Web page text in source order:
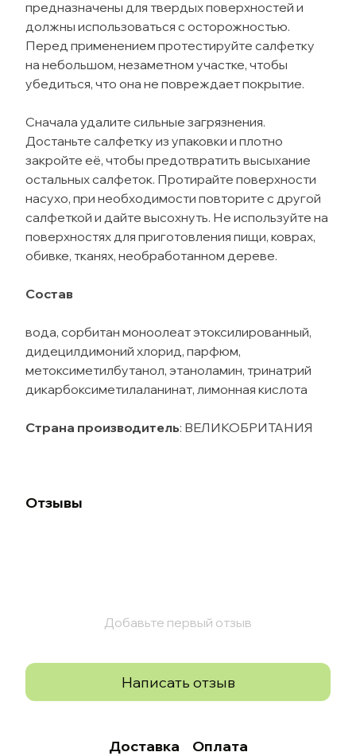
предназначены для твердых поверхностей и
должны использоваться с осторожностью.
Перед применением протестируйте салфетку
на небольшом, незаметном участке, чтобы
убедиться, что она не повреждает покрытие.
Сначала удалите сильные загрязнения.
Достаньте салфетку из упаковки и плотно
закройте её, чтобы предотвратить высыхание
остальных салфеток. Протирайте поверхности
насухо, при необходимости повторите с другой
салфеткой и дайте высохнуть. Не используйте на
поверхностях для приготовления пищи, коврах,
обивке, тканях, необработанном дереве.
Состав
вода, сорбитан моноолеат этоксилированный,
дидецилдимоний хлорид, парфюм,
метоксиметилбутанол, этаноламин, тринатрий
дикарбоксиметилаланинат, лимонная кислота
Страна производитель: ВЕЛИКОБРИТАНИЯ
Отзывы
Добавьте первый отзыв
Написать отзыв
Доставка Оплата